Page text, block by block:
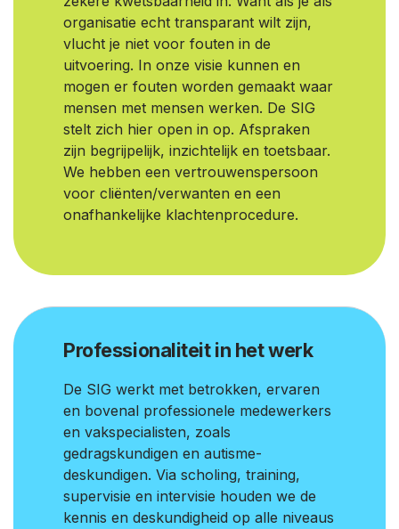
organisatie echt transparant wilt zijn,
vlucht je niet voor fouten in de
uitvoering. In onze visie kunnen en
mogen er fouten worden gemaakt waar
mensen met mensen werken. De SIG
stelt zich hier open in op. Afspraken
zijn begrijpelijk, inzichtelijk en toetsbaar.
We hebben een vertrouwenspersoon
voor cliënten/verwanten en een
onafhankelijke klachtenprocedure.
Professionaliteit in het werk
De SIG werkt met betrokken, ervaren
en bovenal professionele medewerkers
en vakspecialisten, zoals
gedragskundigen en autisme-
deskundigen. Via scholing, training,
supervisie en intervisie houden we de
kennis en deskundigheid op alle niveaus